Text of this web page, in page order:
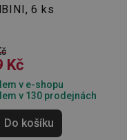
6 ks
Kč
v e-shopu
v 130 prodejnách
Do košíku